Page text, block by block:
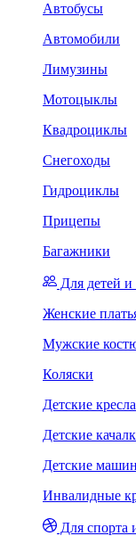
Автобусы
Автомобили
Лимузины
Мотоцыклы
Квадроциклы
Снегоходы
Гидроциклы
Прицепы
Багажники
Для детей и
Женские
Мужские
Коляски
Детские кресла
Детские
Детские
Инвалидные
Для спорта